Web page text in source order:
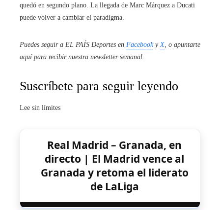
quedó en segundo plano. La llegada de Marc Márquez a Ducati
puede volver a cambiar el paradigma.
Puedes seguir a EL PAÍS Deportes en Facebooky X , o apuntarte
aquí para recibir nuestra newsletter semanal
Suscríbete para seguir leyendo
Lee sin límites
Real Madrid – Granada, en
directo | El Madrid vence al
Granada y retoma el liderato
de LaLiga